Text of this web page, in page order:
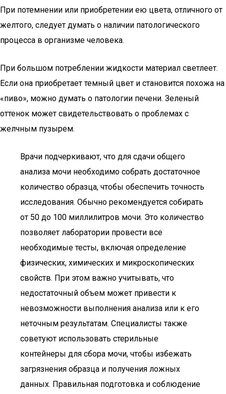
При потемнении или приобретении ею цвета, отличного от
желтого, следует думать о наличии патологического
процесса в организме человека.
При большом потреблении жидкости материал светлеет.
Если она приобретает темный цвет и становится похожа на
«пиво», можно думать о патологии печени. Зеленый
оттенок может свидетельствовать о проблемах с
желчным пузырем.
Врачи подчеркивают, что для сдачи общего
анализа мочи необходимо собрать достаточное
количество образца, чтобы обеспечить точность
исследования. Обычно рекомендуется собирать
от 50 до 100 миллилитров мочи. Это количество
позволяет лаборатории провести все
необходимые тесты, включая определение
физических, химических и микроскопических
свойств. При этом важно учитывать, что
недостаточный объем может привести к
невозможности выполнения анализа или к его
неточным результатам. Специалисты также
советуют использовать стерильные
контейнеры для сбора мочи, чтобы избежать
загрязнения образца и получения ложных
данных. Правильная подготовка и соблюдение